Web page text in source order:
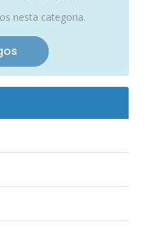
nesta categoria.